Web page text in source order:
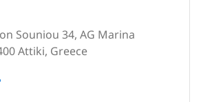
Souniou 34, AG Marina
Attiki, Greece